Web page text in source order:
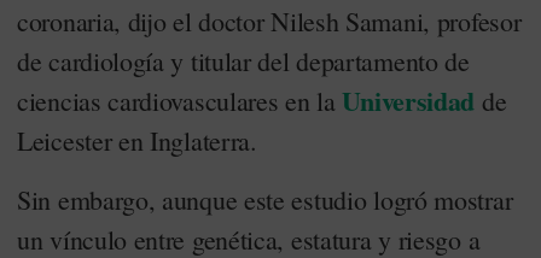
coronaria, dijo el doctor Nilesh Samani, profesor
de cardiología y titular del departamento de
ciencias cardiovasculares en laUniversidad de
Leicester en Inglaterra.
Sin embargo, aunque este estudio logró mostrar
un vínculo entre genética, estatura y riesgo a